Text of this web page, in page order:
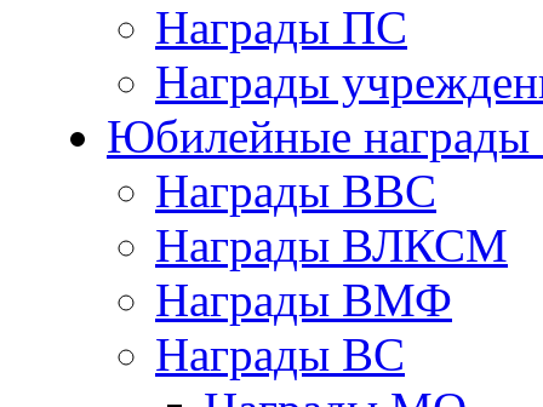
Награды ПС
Награды
Юбилейные награды
Награды ВВС
Награды ВЛКСМ
Награды ВМФ
Награды ВС